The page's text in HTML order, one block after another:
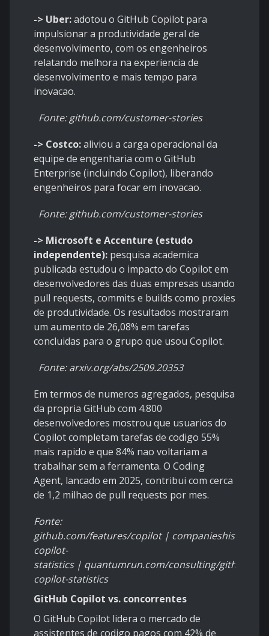
-> Uber:adotou o GitHub Copilot para
impulsionar a produtividade geral de
desenvolvimento, com os engenheiros
relatando melhora na experiencia de
desenvolvimento e mais tempo para
inovacao.
Fonte: github.com/customer-stories
-> Costco:aliviou a carga operacional da
equipe de engenharia com o GitHub
Enterprise (incluindo Copilot), liberando
engenheiros para focar em inovacao.
Fonte: github.com/customer-stories
-> Microsoft e Accenture (estudo
independente): pesquisa academica
publicada estudou o impacto do Copilot em
desenvolvedores das duas empresas usando
pull requests, commits e builds como proxies
de produtividade. Os resultados mostraram
um aumento de 26,08% em tarefas
concluidas para o grupo que usou Copilot.
Fonte: arxiv.org/abs/2509.20353
Em termos de numeros agregados, pesquisa
da propria GitHub com 4.800
desenvolvedores mostrou que usuarios do
Copilot completam tarefas de codigo 55%
mais rapido e que 84% nao voltariam a
trabalhar sem a ferramenta. O Coding
Agent, lancado em 2025, contribui com cerca
de 1,2 milhao de pull requests por mes.
Fonte:
github.com/features/copilot |
copilot-
statistics | quantumrun.com/consulting/github-
copilot-statistics
GitHub Copilot vs. concorrentes
O GitHub Copilot lidera o mercado de
assistentes de codigo pagos com 42% de